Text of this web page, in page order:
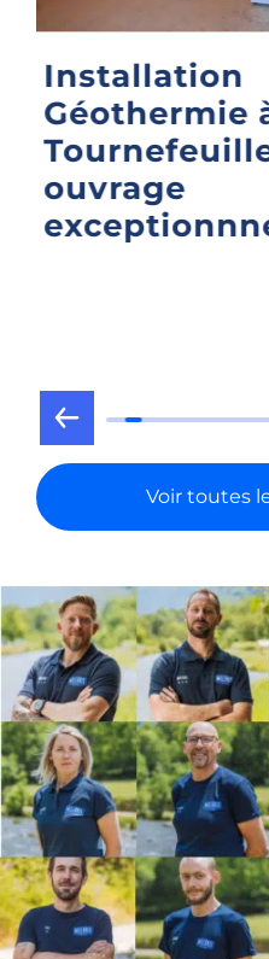
Font-Romeu
Installation
énergies
complète
Voir toutes